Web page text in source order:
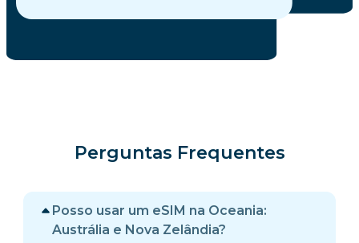
Perguntas Frequentes
Posso usar um eSIM na Oceania:
Austrália e Nova Zelândia?